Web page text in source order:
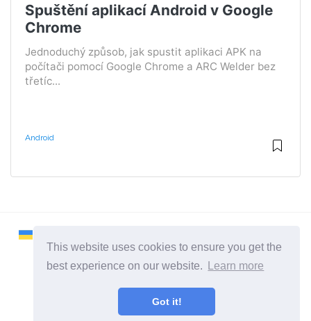
This website uses cookies to ensure you get the
best experience on our website.
Learn more
Got it!
Spuštění aplikací Android v Google
Chrome
Jednoduchý způsob, jak spustit aplikaci APK na
počítači pomocí Google Chrome a ARC Welder bez
třetíc...
Android
2026 ©Remontcompa
Všechny kategorie